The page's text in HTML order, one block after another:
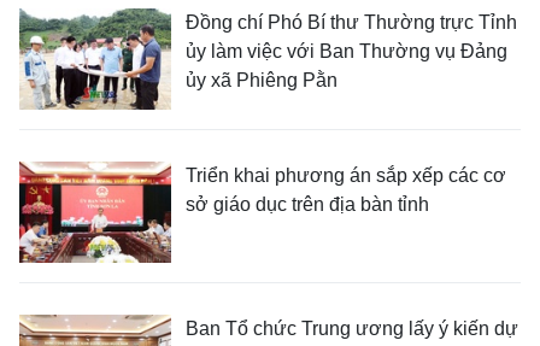
Đồng chí Phó Bí thư Thường trực Tỉnh
ủy làm việc với Ban Thường vụ Đảng
ủy xã Phiêng Pằn
Triển khai phương án sắp xếp các cơ
sở giáo dục trên địa bàn tỉnh
Ban Tổ chức Trung ương lấy ý kiến dự